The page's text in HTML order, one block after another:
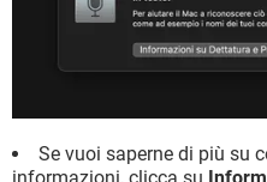
Se vuoi saperne di più su